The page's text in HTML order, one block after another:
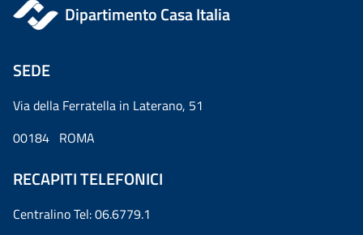
Dipartimento Casa Italia
SEDE
Via della Ferratella in Laterano, 51
00184 ROMA
RECAPITI TELEFONICI
Centralino Tel: 06.6779.1